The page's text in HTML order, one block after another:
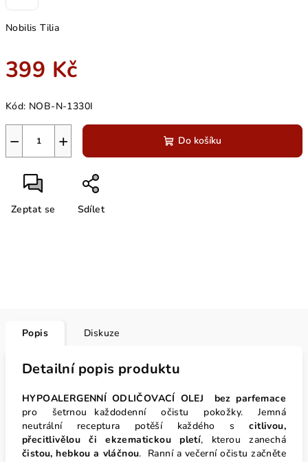
Nobilis Tilia
399 Kč
cena:
Kód: NOB-N-1330I
+
− Do košíku
Zeptat se Sdílet
Popis Diskuze
Detailní popis produktu
HYPOALERGENNÍ ODLIČOVACÍ OLEJ bez parfemace
pro šetrnou každodenní očistu pokožky. Jemná
neutrální receptura potěší každého scitlivou,
přecitlivělou či ekzematickou pletí, kterou zanechá
čistou, hebkou a vláčnou. Ranní a večerní očistu začněte